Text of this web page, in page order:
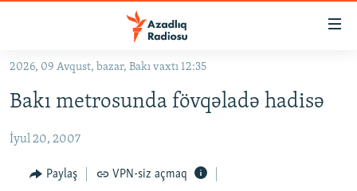
Əsas
qayıt
naviqasiyaya
Axtarışa
KORRUPSIOMETR
#ƏSLINDƏ
2026, 09 Avqust, bazar, Bakı vaxtı 12:35
Bakı metrosunda fövqəladə hadisə
İyul 20, 2007
Paylaş VPN-siz açmaq